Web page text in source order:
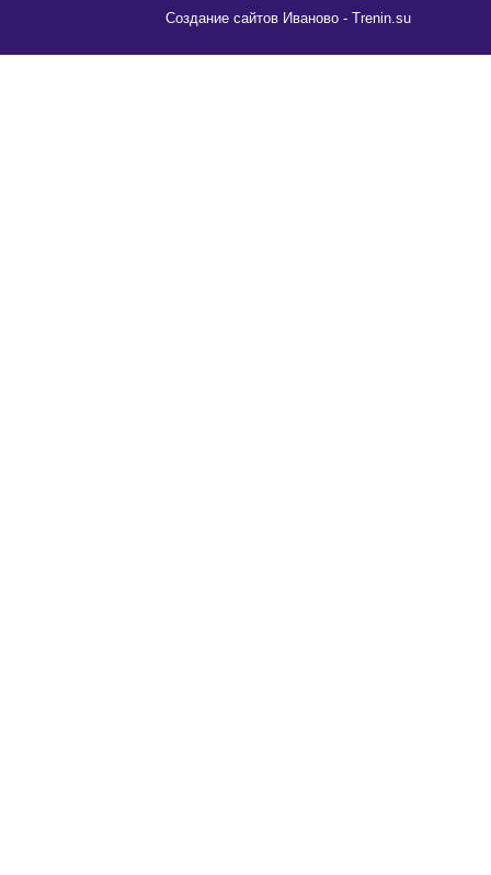
Cоздание сайтов Иваново - Trenin.su